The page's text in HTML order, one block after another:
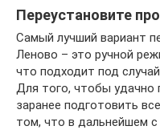
Переустановите
Самый лучший вариант
Леново – это ручной
что подходит под
Для того, чтобы удачно
заранее подготовить
том, что в дальнейшем с